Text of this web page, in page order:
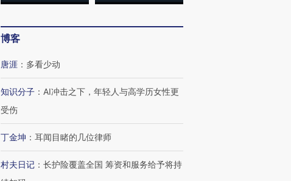
博客
唐涯 ： 多看少动
知识分子 ： AI冲击之下，年轻人与高学历女性更
受伤
丁金坤 ： 耳闻目睹的几位律师
村夫日记 ： 长护险覆盖全国 筹资和服务给予将持